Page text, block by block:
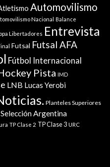
Automovilismo
Nacional Balance
Libertadores Entrevista
Futsal Futsal AFA
Fútbol Internacional
Pista IMD
LNB Lucas Yerobi
Planteles Superiores
Selección Argentina
TP Clase 2 TP Clase 3 URC